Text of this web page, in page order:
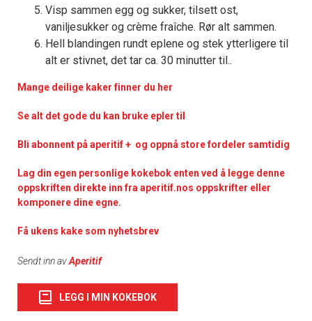
Visp sammen egg og sukker, tilsett ost,
vaniljesukker og crème fraîche. Rør alt sammen.
Hell blandingen rundt eplene og stek ytterligere til
alt er stivnet, det tar ca. 30 minutter til..
Mange deilige kaker finner du her
Se alt det gode du kan bruke epler til
Bli abonnent på aperitif + og oppnå store fordeler samtidig
Lag din egen personlige kokebok enten ved å legge denne
oppskriften direkte inn fra aperitif.nos oppskrifter eller
komponere dine egne.
Få ukens kake som nyhetsbrev
Sendt inn avAperitif
LEGG I MIN KOKEBOK